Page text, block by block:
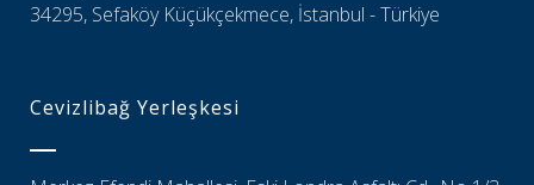
34295, Sefaköy Küçükçekmece, İstanbul - Türkiye
Cevizlibağ Yerleşkesi